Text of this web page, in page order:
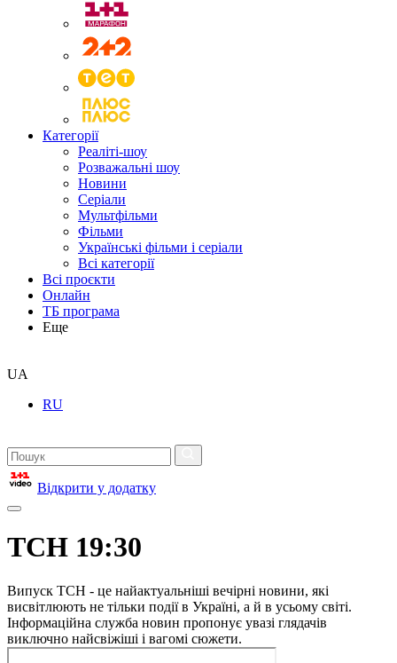
Категорії
Реаліті-шоу
Розважальні шоу
Новини
Серіали
Мультфільми
Фільми
Українські фільми і серіали
Всі категорії
Всі проєкти
Онлайн
ТБ програма
Еще
UA
RU
Відкрити у додатку
ТСН 19:30
Випуск ТСН - це найактуальніші вечірні новини, які
висвітлюють не тільки події в Україні, а й в усьому світі.
Інформаційна служба новин пропонує увазі глядачів
виключно найсвіжіші і вагомі сюжети.